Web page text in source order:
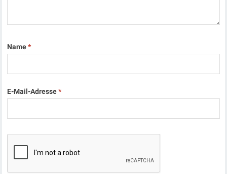
Name*
E-Mail-Adresse*